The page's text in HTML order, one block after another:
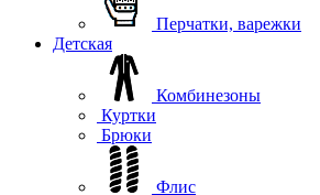
Перчатки, варежки
Детская
Комбинезоны
Куртки
Брюки
Флис